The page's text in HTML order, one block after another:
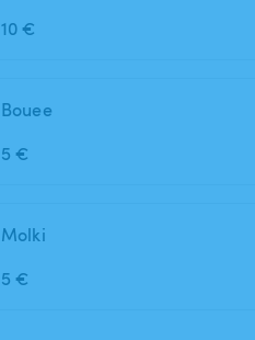
10 €
Bouee
5 €
Molki
5 €